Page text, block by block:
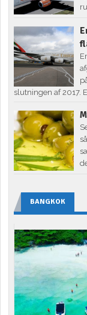
slutningen af 2017.
BANGKOK